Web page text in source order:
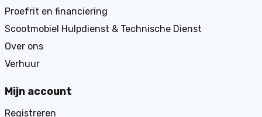
Proefrit en financiering
Scootmobiel Hulpdienst & Technische Dienst
Over ons
Verhuur
Mijn account
Registreren